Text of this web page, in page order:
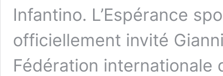
Infantino. L’Espérance
officiellement invité
Fédération internationale